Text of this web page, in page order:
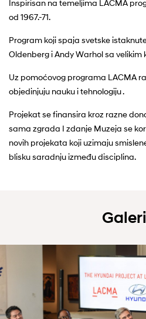
Inspirisan na temeljima LACMA
od 1967.-71.
Program koji spaja svetske
Oldenberg i Andy Warhol sa
Uz pomoćovog programa LACMA
objedinjuju nauku i tehnologiju .
Projekat se finansira kroz razne
sama zgrada I zdanje Muzeja se
novih projekata koji uzimaju
blisku saradnju između disciplina.